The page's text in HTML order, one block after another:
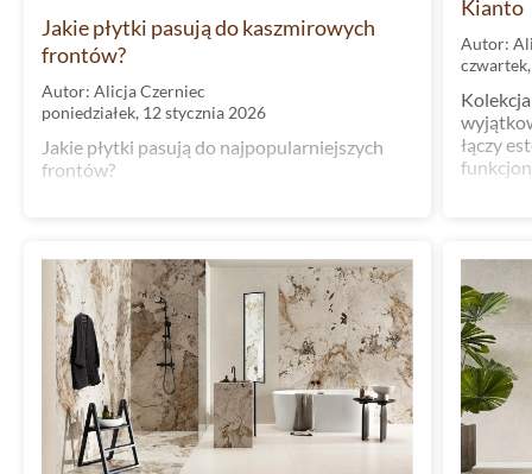
Jakie płytki pasują do kaszmirowych
frontów?
Autor: Alicja Czerniec
poniedziałek, 12 stycznia 2026
Jakie płytki pasują do najpopularniejszych
frontów?
Kianto
Autor:
łączy